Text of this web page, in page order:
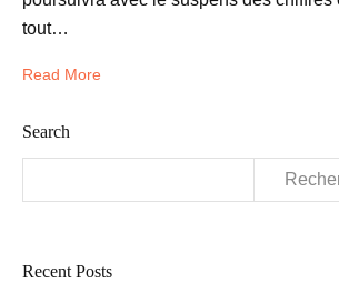
tout…
Read More
Search
Recent Posts